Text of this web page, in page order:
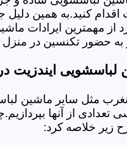
کنید.به همین دلیل
مهمترین ایرادات
در منزل نداشته باشید.
لباسشویی ایندزیت
مثل سایر ماشین
از آنها
زیر خلاصه کرد: